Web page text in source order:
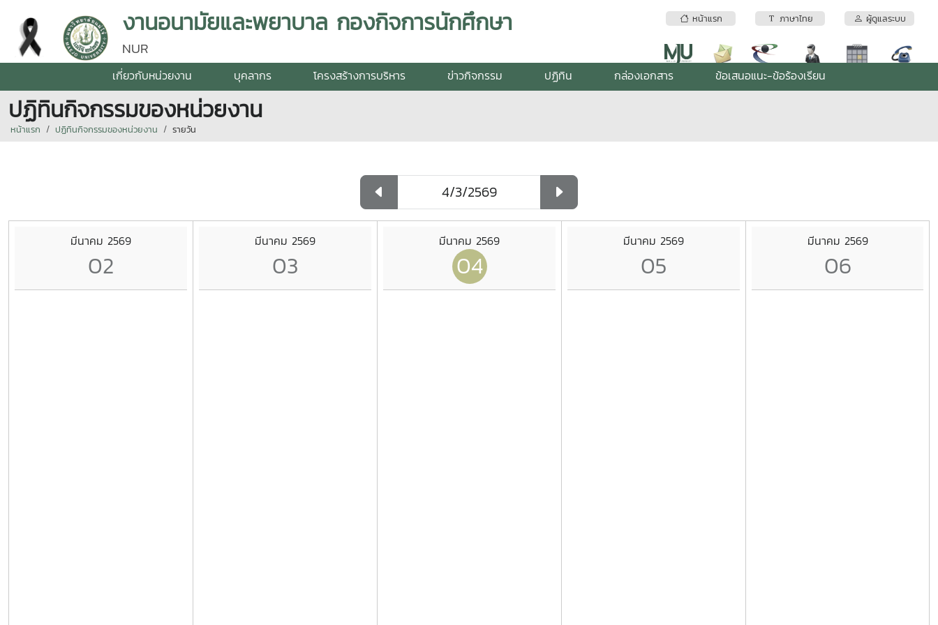
หน้าแรก ภาษาไทย ผู้ดูแลระบบ
งานอนามัยและพยาบาล กองกิจการนักศึกษา
NUR
เกี่ยวกับหน่วยงาน บุคลากร โครงสร้างการบริหาร ข่าวกิจกรรม ปฏิทิน กล่องเอกสาร ข้อเสนอแนะ-ข้อร้องเรียน
ปฏิทินกิจกรรมของหน่วยงาน
หน้าแรก ปฏิทินกิจกรรมของหน่วยงาน รายวัน
มีนาคม 2569
02
มีนาคม 2569
03
มีนาคม 2569
04
มีนาคม 2569
05
มีนาคม 2569
06